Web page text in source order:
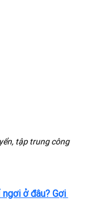
tập trung công
ở đâu? Gợi